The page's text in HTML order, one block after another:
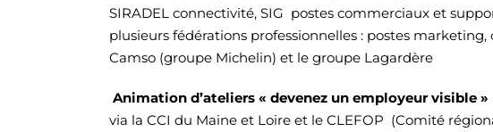
SIRADEL connectivité, SIG postes commerciaux et
plusieurs fédérations professionnelles : postes
Camso (groupe Michelin) et le groupe Lagardère
Animation d’ateliers « devenez un employeur visible »
via la CCI du Maine et Loire et le CLEFOP (Comité